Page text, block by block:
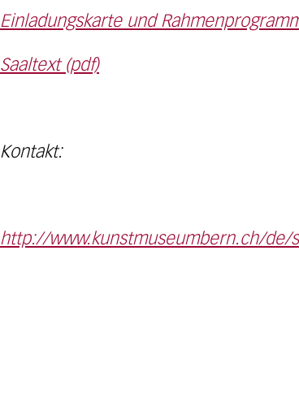
Einladungskarte und
Saaltext (pdf)
Kontakt:
http://www.kunstmuseumbern.ch/de/